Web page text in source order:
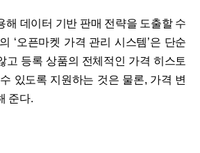
해 데이터 기반 판매 전략을 도출할 수
‘오픈마켓 가격 관리 시스템’은 단순
고 등록 상품의 전체적인 가격 히스토
있도록 지원하는 것은 물론, 가격 변
준다.